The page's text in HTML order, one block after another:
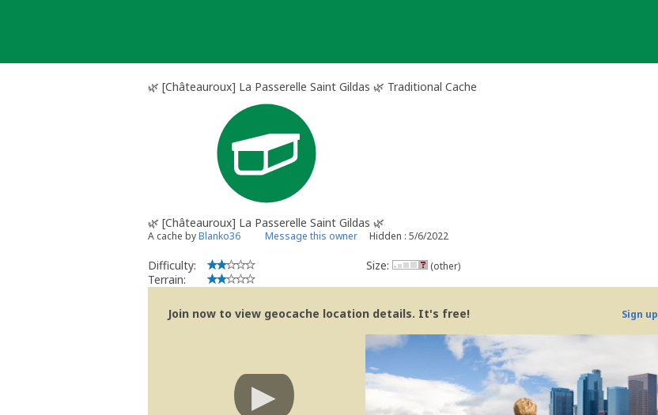
🌿 [Châteauroux] La Passerelle Saint Gildas 🌿 Traditional Cache
🌿 [Châteauroux] La Passerelle Saint Gildas 🌿
A cache byBlanko36 Message this owner Hidden : 5/6/2022
Difficulty:
Terrain:
Size: (other)
Join now to view geocache location details. It's free! Sign up